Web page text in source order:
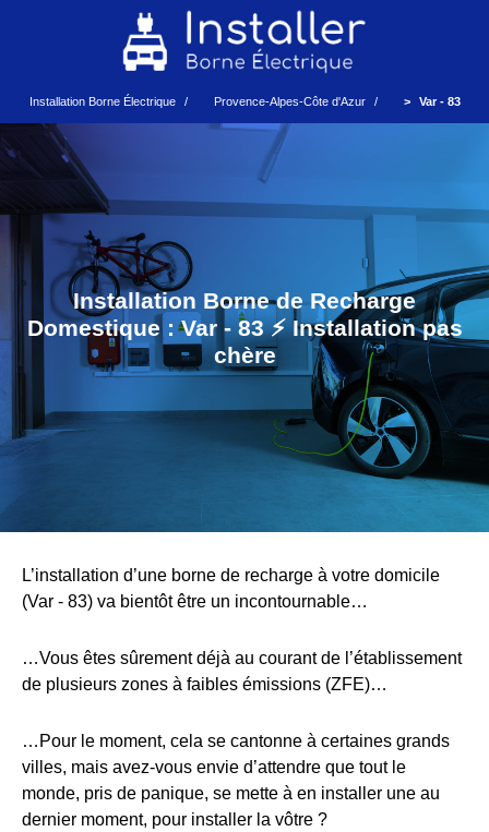
Installation Borne Électrique Provence-Alpes-Côte d'Azur Var - 83
Installation Borne de Recharge
Domestique : Var - 83 ⚡️ Installation pas
chère
L’installation d’une borne de recharge à votre domicile
(Var - 83) va bientôt être un incontournable…
…Vous êtes sûrement déjà au courant de l’établissement
de plusieurs zones à faibles émissions (ZFE)…
…Pour le moment, cela se cantonne à certaines grands
villes, mais avez-vous envie d’attendre que tout le
monde, pris de panique, se mette à en installer une au
dernier moment, pour installer la vôtre ?